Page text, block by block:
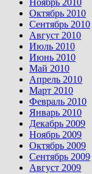
Ноябрь 2010
Октябрь 2010
Сентябрь 2010
Август 2010
Июль 2010
Июнь 2010
Май 2010
Апрель 2010
Март 2010
Февраль 2010
Январь 2010
Декабрь 2009
Ноябрь 2009
Октябрь 2009
Сентябрь 2009
Август 2009